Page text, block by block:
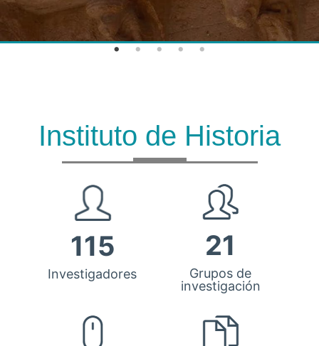
Instituto de Historia
115
Investigadores
21
Grupos de
investigación